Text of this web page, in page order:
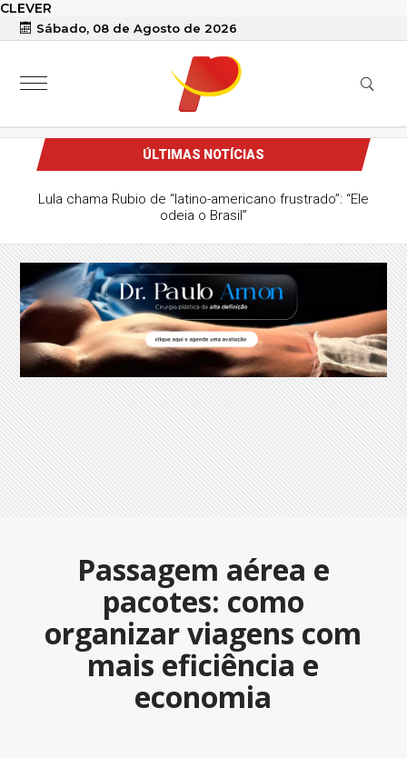
CLEVER
Sábado, 08 de Agosto de 2026
ÚLTIMAS NOTÍCIAS
Militar conduz homem à delegacia após denúncia
importunação sexual em condomínio de Patos
Passagem aérea e
pacotes: como
organizar viagens com
mais eficiência e
economia